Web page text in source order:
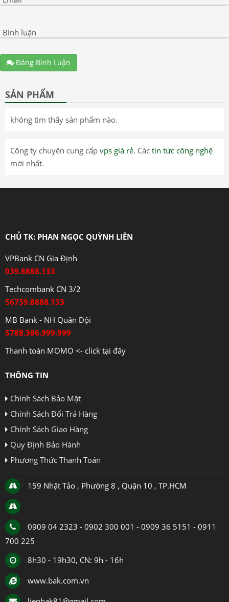
Bình luận
Đăng Bình Luận
SẢN PHẨM
không tìm thấy sản phẩm nào.
Công ty chuyên cung cấp vps giá rẻ. Các tin tức công nghệ
mới nhất.
CHỦ TK: PHAN NGỌC QUỲNH LIÊN
VPBank CN Gia Định
039.8888.133
Techcombank CN 3/2
56739.8888.133
MB Bank - NH Quân Đội
5788.386.999.999
Thanh toán MOMO <- click tại đây
THÔNG TIN
Chính Sách Bảo Mật
Chính Sách Đổi Trả Hàng
Chính Sách Giao Hàng
Quy Định Bảo Hành
Phương Thức Thanh Toán
159 Nhật Tảo , Phường 8 , Quận 10 , TP.HCM
0909 04 2323 - 0902 300 001 - 0909 36 5151 - 0911
700 225
8h30 - 19h30, CN: 9h - 16h
www.bak.com.vn